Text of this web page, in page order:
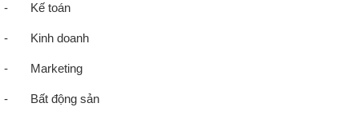
- Kế toán
- Kinh doanh
- Marketing
- Bất động sản